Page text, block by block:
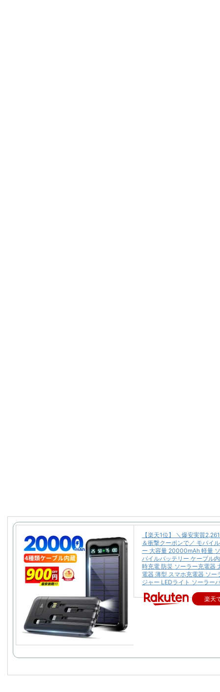
【楽天1位】 ＼爆安実質
＆衝撃クーポンで／ モバイ
ー 大容量 20000mAh 軽量
バイルバッテリー ケーブル
時充電 防災 ソーラー充電器
電器 薄型 スマホ充電器 ソー
ジャー LEDライト ソーラー
楽天